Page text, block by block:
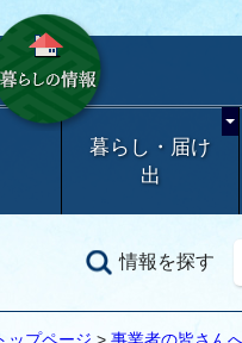
暮らし・届け
出
情報を探す